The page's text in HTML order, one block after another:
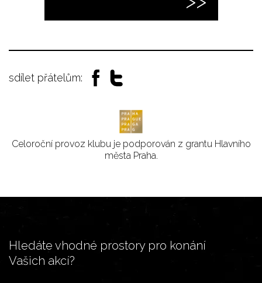
sdílet přátelům:
Celoroční provoz klubu je podporován z grantu Hlavního
města Praha.
Hledáte vhodné prostory pro konání
Vašich akcí?